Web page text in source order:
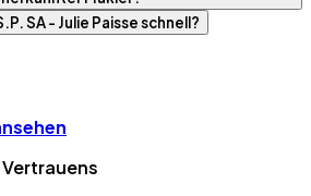
SA - Julie Paisse schnell?